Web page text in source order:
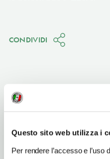
Questo sito web utilizza i
Per rendere l’accesso e l’uso
CONDIVIDI
Vedi su Google Maps